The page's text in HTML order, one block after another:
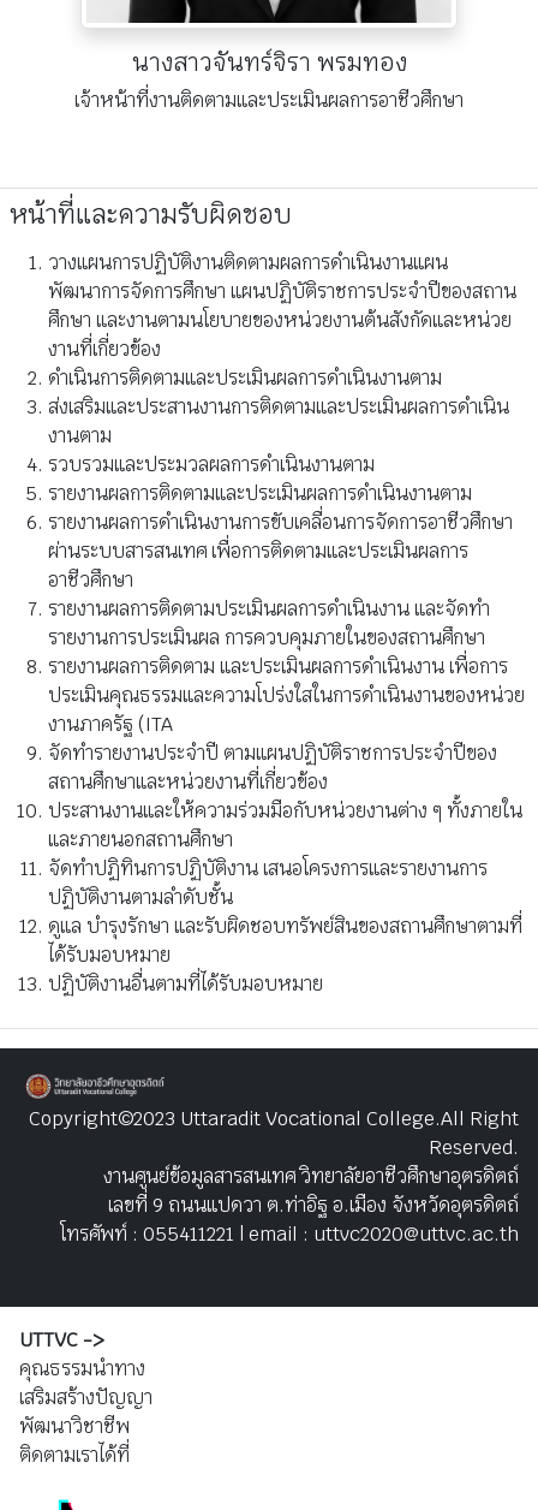
นางสาวจันทร์จิรา พรมทอง
เจ้าหน้าที่งานติดตามและประเมินผลการอาชีวศึกษา
หน้าที่และความรับผิดชอบ
วางแผนการปฏิบัติงานติดตามผลการดําเนินงานแผน
พัฒนาการจัดการศึกษา แผนปฏิบัติราชการประจําปีของสถาน
ศึกษา และงานตามนโยบายของหน่วยงานต้นสังกัดและหน่วย
งานที่เกี่ยวข้อง
ดําเนินการติดตามและประเมินผลการดําเนินงานตาม
ส่งเสริมและประสานงานการติดตามและประเมินผลการดําเนิน
งานตาม
รวบรวมและประมวลผลการดําเนินงานตาม
รายงานผลการติดตามและประเมินผลการดําเนินงานตาม
รายงานผลการดําเนินงานการขับเคลื่อนการจัดการอาชีวศึกษา
ผ่านระบบสารสนเทศ เพื่อการติดตามและประเมินผลการ
อาชีวศึกษา
รายงานผลการติดตามประเมินผลการดําเนินงาน และจัดทํา
รายงานการประเมินผล การควบคุมภายในของสถานศึกษา
รายงานผลการติดตาม และประเมินผลการดําเนินงาน เพื่อการ
ประเมินคุณธรรมและความโปร่งใสในการดําเนินงานของหน่วย
งานภาครัฐ (ITA
จัดทํารายงานประจําปี ตามแผนปฏิบัติราชการประจําปีของ
สถานศึกษาและหน่วยงานที่เกี่ยวข้อง
ประสานงานและให้ความร่วมมือกับหน่วยงานต่าง ๆ ทั้งภายใน
และภายนอกสถานศึกษา
จัดทําปฏิทินการปฏิบัติงาน เสนอโครงการและรายงานการ
ปฏิบัติงานตามลําดับชั้น
ดูแล บํารุงรักษา และรับผิดชอบทรัพย์สินของสถานศึกษาตามที่
ได้รับมอบหมาย
ปฏิบัติงานอื่นตามที่ได้รับมอบหมาย
Copyright©2023 Uttaradit Vocational College.All Right
Reserved.
งานศูนย์ข้อมูลสารสนเทศ วิทยาลัยอาชีวศึกษาอุตรดิตถ์
เลขที่ 9 ถนนแปดวา ต.ท่าอิฐ อ.เมือง จังหวัดอุตรดิตถ์
โทรศัพท์ : 055411221 | email : uttvc2020@uttvc.ac.th
UTTVC ->
คุณธรรมนำทาง
เสริมสร้างปัญญา
พัฒนาวิชาชีพ
ติดตามเราได้ที่